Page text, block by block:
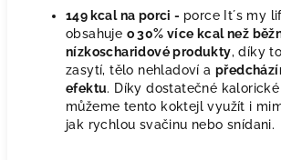
149 kcal na porci - porce It´s my
obsahuje o 30% více kcal než
nízkoscharidové produkty, díky
zasytí, tělo nehladoví a
efektu. Díky dostatečné kalorické
můžeme tento koktejl využít i
jak rychlou svačinu nebo snídani.